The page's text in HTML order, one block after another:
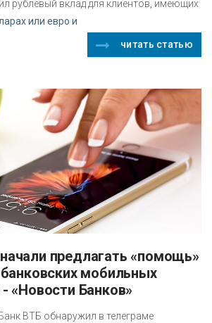
рублёвый вклад для клиентов, имеющих
или евро и
читать статью
мобильных
«Новости Банков»
ВТБ обнаружил в телеграме